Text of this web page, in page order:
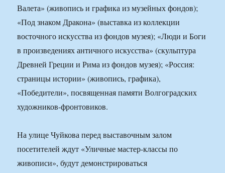
Валета» (живопись и графика из музейных фондов);
«Под знаком Дракона» (выставка из коллекции
восточного искусства из фондов музея); «Люди и Боги
в произведениях античного искусства» (скульптура
Древней Греции и Рима из фондов музея); «Россия:
страницы истории» (живопись, графика),
«Победители», посвященная памяти Волгоградских
художников-фронтовиков.
На улице Чуйкова перед выставочным залом
посетителей ждут «Уличные мастер-классы по
живописи», будут демонстрироваться